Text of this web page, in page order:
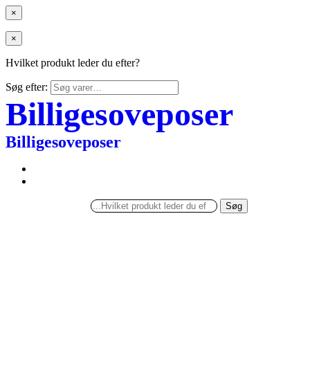
×
×
Hvilket produkt leder du efter?
Søg efter:
Billigesoveposer
Billigesoveposer
Søg